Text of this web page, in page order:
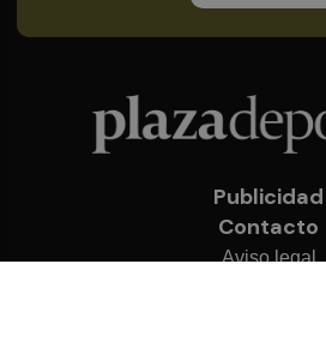
Publicidad
Contacto
Aviso legal